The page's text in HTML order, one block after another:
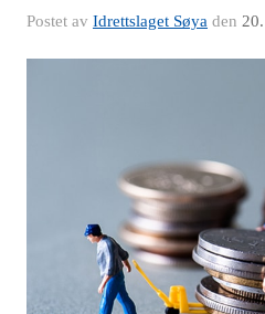
Postet av Idrettslaget Søya den